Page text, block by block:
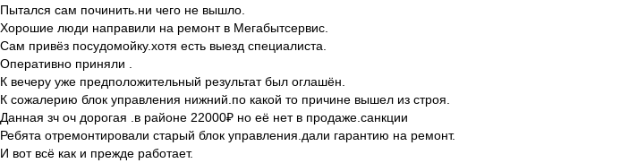
Пытался сам починить.ни чего не вышло.
Хорошие люди направили на ремонт в Мегабытсервис.
Сам привёз посудомойку.хотя есть выезд специалиста.
Оперативно приняли .
К вечеру уже предположительный результат был оглашён.
К сожалерию блок управления нижний.по какой то причине вышел из строя.
Данная зч оч дорогая .в районе 22000₽ но её нет в продаже.санкции
Ребята отремонтировали старый блок управления.дали гарантию на ремонт.
И вот всё как и прежде работает.